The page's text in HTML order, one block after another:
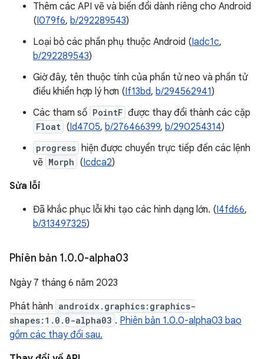
Thêm các API vẽ và biến đổi dành riêng cho Android
(I079f6, b/292289543)
Loại bỏ các phần phụ thuộc Android (Iadc1c,
b/292289543)
Giờ đây, tên thuộc tính của phần tử neo và phần tử
điều khiển hợp lý hơn (If13bd, b/294562941)
Các tham số PointF được thay đổi thành các cặp
Float (Id4705, b/276466399, b/290254314)
progress hiện được chuyển trực tiếp đến các lệnh
vẽ Morph (Icdca2)
Sửa lỗi
Đã khắc phục lỗi khi tạo các hình dạng lớn. (I4fd66,
b/313497325)
Phiên bản 1.0.0-alpha03
Ngày 7 tháng 6 năm 2023
Phát hành androidx.graphics:graphics-
shapes:1.0.0-alpha03 . Phiên bản 1.0.0-alpha03 bao
gồm các thay đổi sau.